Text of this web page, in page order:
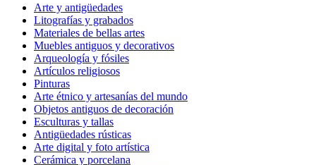
Arte y antigüedades
Litografías y grabados
Materiales de bellas artes
Muebles antiguos y decorativos
Arqueología y fósiles
Artículos religiosos
Pinturas
Arte étnico y artesanías del mundo
Objetos antiguos de decoración
Esculturas y tallas
Antigüedades rústicas
Arte digital y foto artística
Cerámica y porcelana